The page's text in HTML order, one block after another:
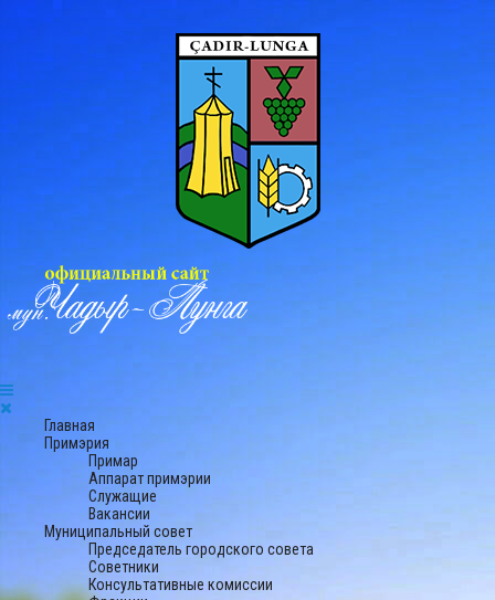
Главная
Примэрия
Примар
Аппарат примэрии
Служащие
Вакансии
Муниципальный совет
Председатель городского совета
Советники
Консультативные комиссии